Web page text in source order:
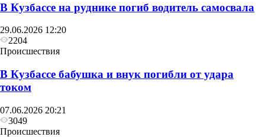
В Кузбассе на руднике погиб водитель самосвала
29.06.2026 12:20
2204
Происшествия
В Кузбассе бабушка и внук погибли от удара
током
07.06.2026 20:21
3049
Происшествия